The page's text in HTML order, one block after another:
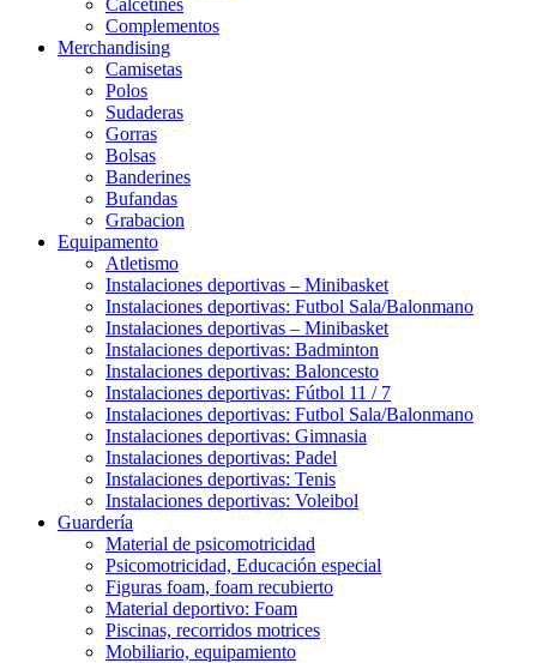
Calcetines
Complementos
Merchandising
Camisetas
Polos
Sudaderas
Gorras
Bolsas
Banderines
Bufandas
Grabacion
Equipamento
Atletismo
Instalaciones deportivas – Minibasket
Instalaciones deportivas: Futbol Sala/Balonmano
Instalaciones deportivas – Minibasket
Instalaciones deportivas: Badminton
Instalaciones deportivas: Baloncesto
Instalaciones deportivas: Fútbol 11 / 7
Instalaciones deportivas: Futbol Sala/Balonmano
Instalaciones deportivas: Gimnasia
Instalaciones deportivas: Padel
Instalaciones deportivas: Tenis
Instalaciones deportivas: Voleibol
Guardería
Material de psicomotricidad
Psicomotricidad, Educación especial
Figuras foam, foam recubierto
Material deportivo: Foam
Piscinas, recorridos motrices
Mobiliario, equipamiento